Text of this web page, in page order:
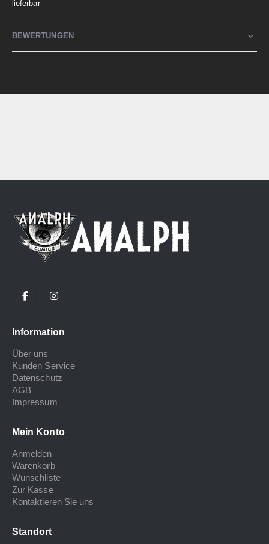
lieferbar
BEWERTUNGEN
Information
Über uns
Kunden Service
Datenschutz
AGB
Impressum
Mein Konto
Anmelden
Warenkorb
Wunschliste
Zur Kasse
Kontaktieren Sie uns
Standort